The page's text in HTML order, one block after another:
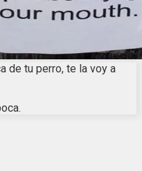
de tu perro, te la voy a